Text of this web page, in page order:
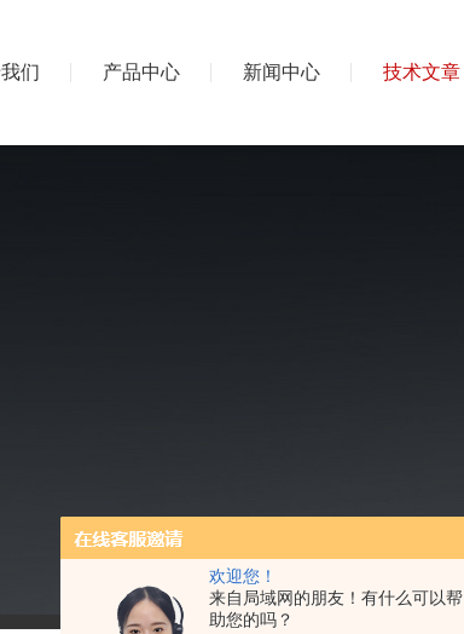
欢迎您！
来自局域网的朋友！有什么可以帮
助您的吗？
们 产品中心 新闻中心 技术文章